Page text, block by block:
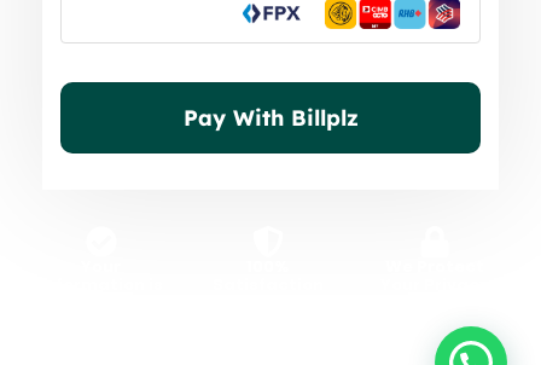
Pay With Billplz